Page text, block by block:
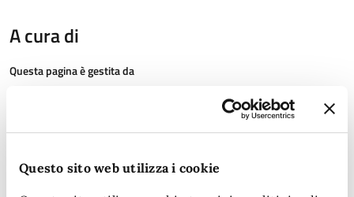
Questo sito web utilizza i cookie
A cura di
Questa pagina è gestita da
05100